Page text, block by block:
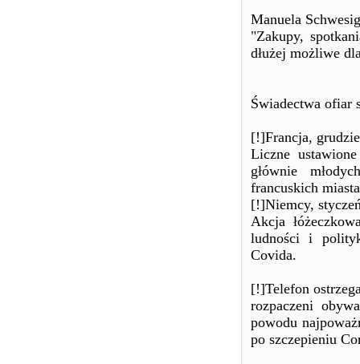
Manuela
"Zakupy,
dłużej możliwe
Świadectwa ofiar
[!]Francja,
Liczne
głównie
francuskich
[!]Niemcy,
Akcja
ludności i
Covida.
[!]Telefon
rozpaczeni
powodu
po szczepieniu